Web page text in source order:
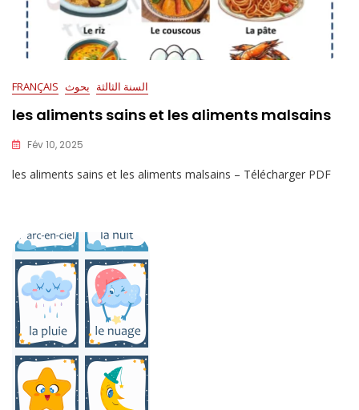
FRANÇAIS السنة الثالثة بحوث
les aliments sains et les aliments malsains
Fév 10, 2025
les aliments sains et les aliments malsains – Télécharger PDF